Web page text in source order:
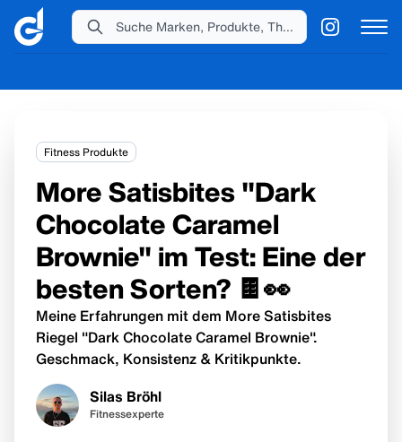
Fitness Produkte
More Satisbites "Dark
Chocolate Caramel
Brownie" im Test: Eine der
besten Sorten? 🍫👀
Meine Erfahrungen mit dem More Satisbites
Riegel "Dark Chocolate Caramel Brownie".
Geschmack, Konsistenz & Kritikpunkte.
Silas Bröhl
Fitnessexperte